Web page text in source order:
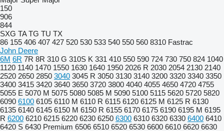
150
906
844
SXG TA TG TU TX
86 155 406 407 427 520 530 533 540 550 560 8310 Fastrac
John Deere
6M 6R 7R 8R 310 G 310S K 331 410 550 590 724 730 750 824 1040
1120 1140 1470 1550 1630 1640 1950 2026 R 2030 2054 2130 2140
2520 2650 2850 3040 3045 R 3050 3130 3140 3200 3320 3340 3350
3400 3415 3420 3640 3650 3720 3800 4040 4055 4650 4720 4755
5055 E 5070 M 5075 5080 5085 M 5090 5100 5115 5620 5720 5820
6090 6100 6105 6110 M 6110 R 6115 6120 6125 M 6125 R 6130
6135 6140 6145 6150 M 6150 R 6155 6170 6175 6190 6195 M 6195
R 6200 6210 6215 6220 6230 6250 6300 6310 6320 6330 6400 6410
6420 S 6430 Premium 6506 6510 6520 6530 6600 6610 6620 6630